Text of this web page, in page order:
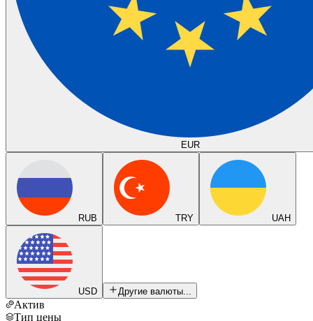
EUR
RUB TRY UAH
USD Другие валюты...
Актив
Тип цены